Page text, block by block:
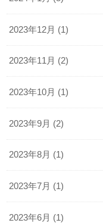
2023年12月 (1)
2023年11月 (2)
2023年10月 (1)
2023年9月 (2)
2023年8月 (1)
2023年7月 (1)
2023年6月 (1)